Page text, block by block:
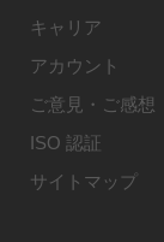
キャリア
アカウント
ご意見・ご感想
ISO 認証
サイトマップ